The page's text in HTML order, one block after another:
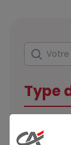
Votre
Type